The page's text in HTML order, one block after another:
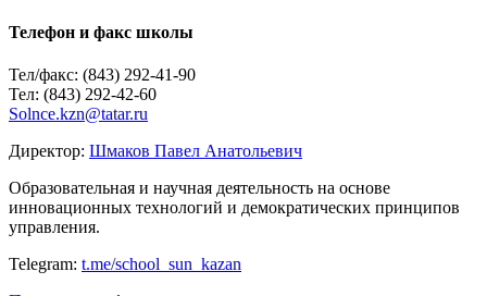
Телефон и факс школы
Тел/факс: (843) 292-41-90
Тел: (843) 292-42-60
Solnce.kzn@tatar.ru
Директор: Шмаков Павел Анатольевич
Образовательная и научная деятельность на основе
инновационных технологий и демократических принципов
управления.
Telegram: t.me/school_sun_kazan